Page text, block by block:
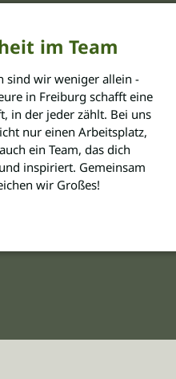
im Team
sind wir weniger allein -
in Freiburg schafft eine
in der jeder zählt. Bei uns
nur einen Arbeitsplatz,
ein Team, das dich
inspiriert. Gemeinsam
wir Großes!